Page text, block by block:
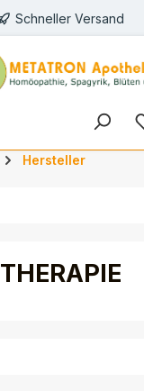
Schneller Versand
Hersteller
THERAPIE